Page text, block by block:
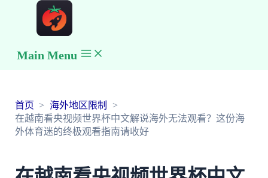
Main Menu
首页
海外地区限制
在越南看央视频世界杯中文解说海外无法观看？这份海
外体育迷的终极观看指南请收好